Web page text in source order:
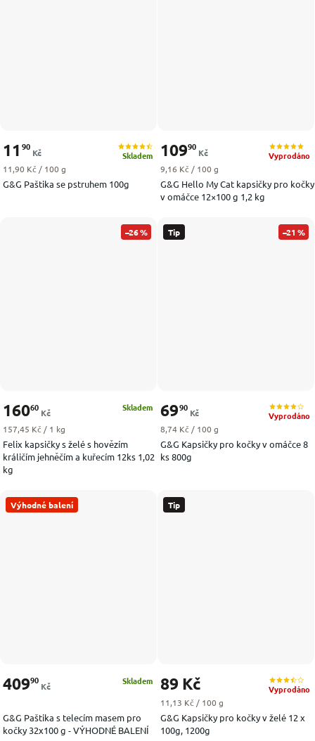
G&G Paštika se pstruhem 100g
Skladem
11 90
Kč
Měrná cena:
11,90 Kč / 100 g
G&G Hello My Cat kapsičky pro kočky
v omáčce 12×100 g 1,2 kg
Vyprodáno
10990
Kč
Měrná cena:
9,16 Kč / 100 g
–26 %
Felix kapsičky s želé s hovězím
králičím jehněčím a kuřecím 12ks 1,02
kg
Skladem
16060
Kč
Měrná cena:
157,45 Kč / 1 kg
Tip –21 %
G&G Kapsičky pro kočky v omáčce 8
ks 800g
Vyprodáno
6990
Kč
Měrná cena:
8,74 Kč / 100 g
Výhodné balení
G&G Paštika s telecím masem pro
kočky 32x100 g - VÝHODNÉ BALENÍ
Skladem
40990
Kč
Tip
G&G Kapsičky pro kočky v želé 12 x
100g, 1200g
Vyprodáno
89 Kč
Měrná cena:
11,13 Kč / 100 g